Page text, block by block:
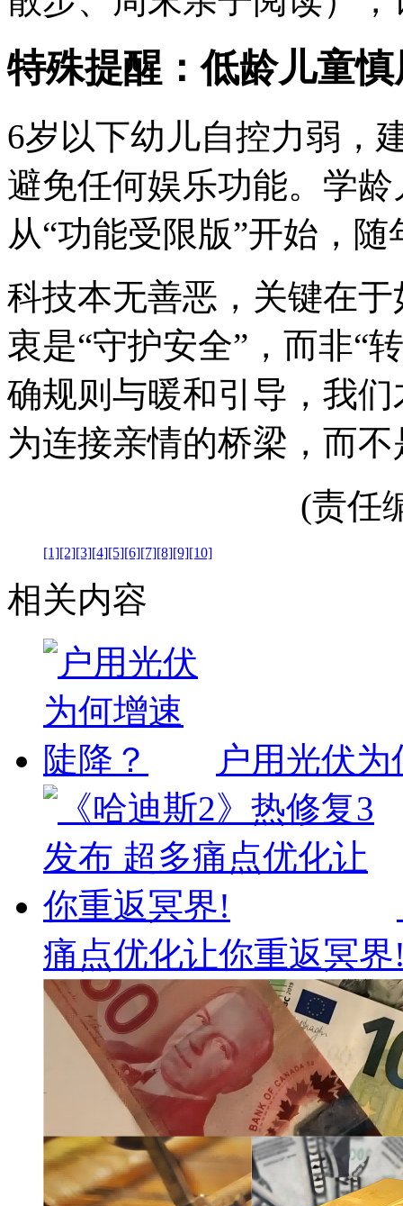
特殊提醒：低龄儿童慎
6岁以下幼儿自控力弱，
避免任何娱乐功能。学
从“功能受限版”开始，
科技本无善恶，关键在
衷是“守护安全”，而非“
确规则与暖和引导，我
为连接亲情的桥梁，而
(责任
[1][2][3][4][5][6][7][8][9][10]
相关内容
户用光伏
痛点优化让你重返冥界